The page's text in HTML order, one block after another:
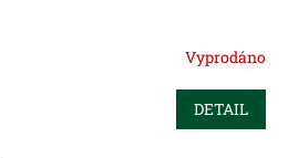
Vyprodáno
DETAIL